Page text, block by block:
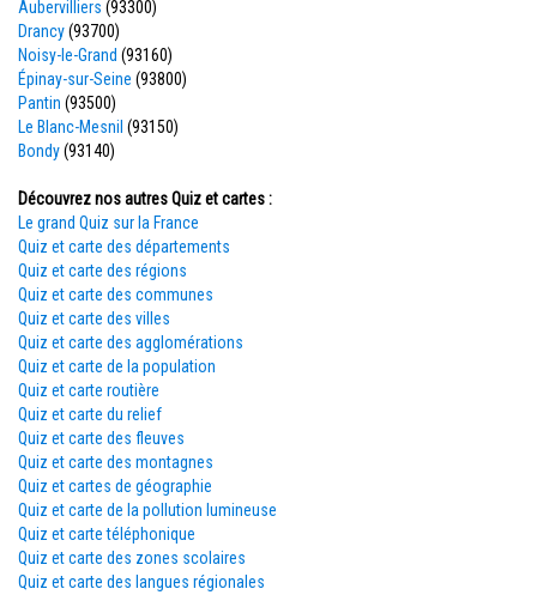
Aubervilliers (93300)
Drancy(93700)
Noisy-le-Grand (93160)
Épinay-sur-Seine (93800)
Pantin (93500)
Le Blanc-Mesnil (93150)
Bondy(93140)
Découvrez nos autres Quiz et cartes :
Le grand Quiz sur la France
Quiz et carte des départements
Quiz et carte des régions
Quiz et carte des communes
Quiz et carte des villes
Quiz et carte des agglomérations
Quiz et carte de la population
Quiz et carte routière
Quiz et carte du relief
Quiz et carte des fleuves
Quiz et carte des montagnes
Quiz et cartes de géographie
Quiz et carte de la pollution lumineuse
Quiz et carte téléphonique
Quiz et carte des zones scolaires
Quiz et carte des langues régionales